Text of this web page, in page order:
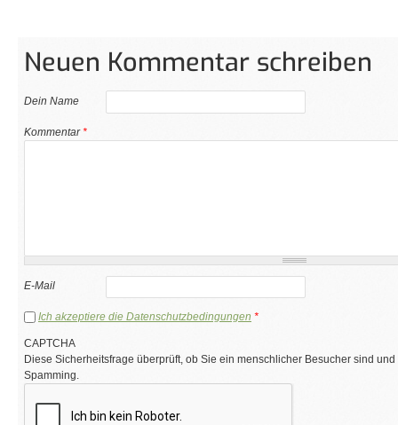
Neuen Kommentar schreiben
Dein Name
Kommentar*
E-Mail
Ich akzeptiere die Datenschutzbedingungen *
CAPTCHA
Diese Sicherheitsfrage überprüft, ob Sie ein menschlicher Besucher sind
Spamming.